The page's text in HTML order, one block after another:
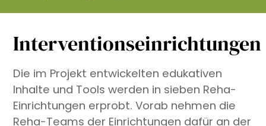
Interventionseinrichtungen
Die im Projekt entwickelten edukativen
Inhalte und Tools werden in sieben Reha-
Einrichtungen erprobt. Vorab nehmen die
Reha-Teams der Einrichtungen dafür an der